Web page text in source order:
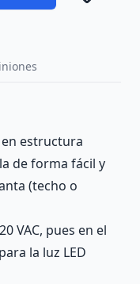
estructura
de forma fácil y
(techo o
VAC, pues en el
la luz LED